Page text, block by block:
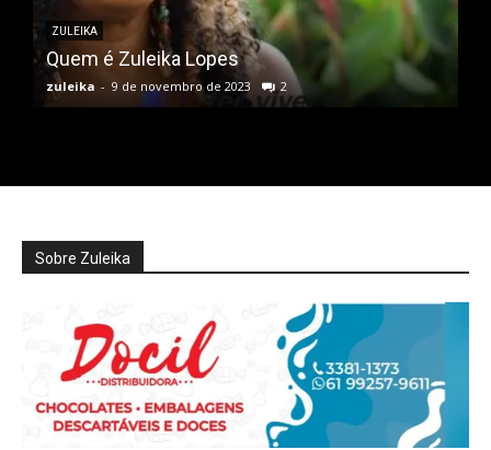
ZULEIKA
Quem é Zuleika Lopes
zuleika - 9 de novembro de 2023 2
Sobre Zuleika